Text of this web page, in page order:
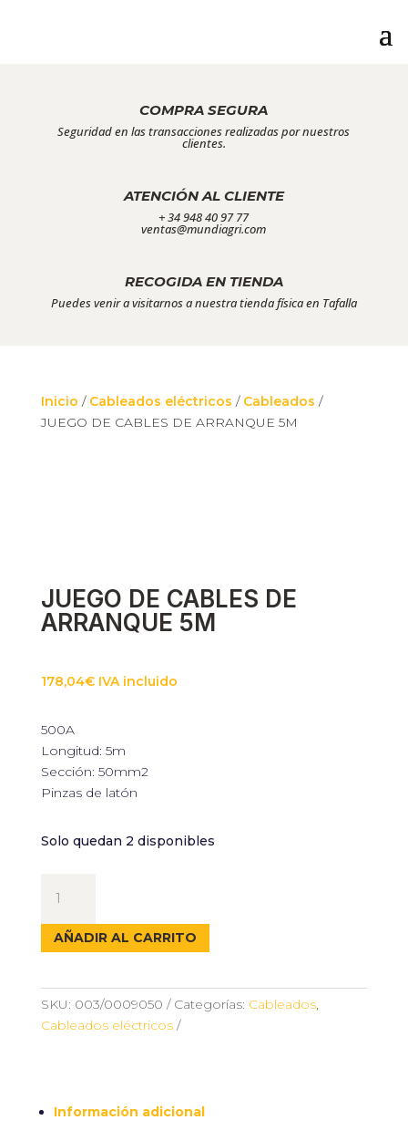
COMPRA SEGURA
Seguridad en las transacciones realizadas por nuestros
clientes.
ATENCIÓN AL CLIENTE
+ 34 948 40 97 77
ventas@mundiagri.com
RECOGIDA EN TIENDA
Puedes venir a visitarnos a nuestra tienda física en Tafalla
Inicio / Cableados eléctricos / Cableados /
JUEGO DE CABLES DE ARRANQUE 5M
JUEGO DE CABLES DE
ARRANQUE 5M
178,04€ IVA incluido
500A
Longitud: 5m
Sección: 50mm2
Pinzas de latón
Solo quedan 2 disponibles
DE
CABLES
DE
5M
cantidad
AÑADIR AL CARRITO
SKU: 003/0009050 Categorías: Cableados,
Cableados eléctricos
Información adicional